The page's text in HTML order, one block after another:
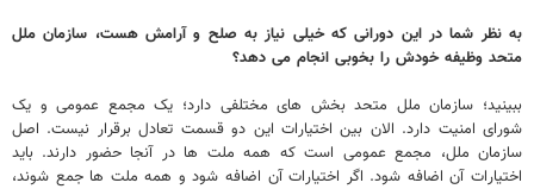
به نظر شما در این دورانی که خیلی نیاز به صلح و آرامش هست، سازمان ملل
متحد وظیفه خودش را بخوبی انجام می دهد؟
ببینید؛ سازمان ملل متحد بخش های مختلفی دارد؛ یک مجمع عمومی و یک
شورای امنیت دارد. الان بین اختیارات این دو قسمت تعادل برقرار نیست. اصل
سازمان ملل، مجمع عمومی است که همه ملت ها در آنجا حضور دارند. باید
اختیارات آن اضافه شود. اگر اختیارات آن اضافه شود و همه ملت ها جمع شوند،